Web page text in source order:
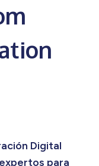
Digital
para